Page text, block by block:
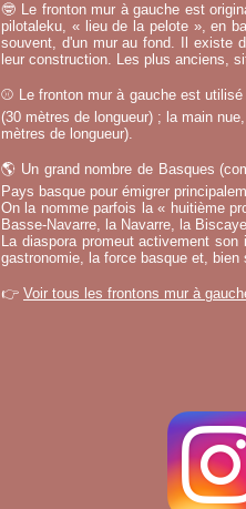
🤓 Le fronton mur à gauche est
pilotaleku, « lieu de la pelote », en
souvent, d'un mur au fond. Il existe
leur construction. Les plus anciens,
⚾ Le fronton mur à gauche est
(30 mètres de longueur) ; la main
mètres de longueur).
🌎 Un grand nombre de Basques
Pays basque pour émigrer
On la nomme parfois la « huitième
Basse-Navarre, la Navarre, la
La diaspora promeut activement
gastronomie, la force basque et, bien
👉 Voir tous les frontons mur à